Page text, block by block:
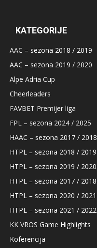
KATEGORIJE
AAC – sezona 2018 / 2019
AAC – sezona 2019 / 2020
Alpe Adria Cup
Cheerleaders
FAVBET Premijer liga
FPL – sezona 2024 / 2025
HAAC – sezona 2017 / 2018
HTPL – sezona 2018 / 2019
HTPL – sezona 2019 / 2020
HTPL – sezona 2017 / 2018
HTPL – sezona 2020 / 2021
HTPL – sezona 2021 / 2022
KK VROS Game Highlights
Koferencija